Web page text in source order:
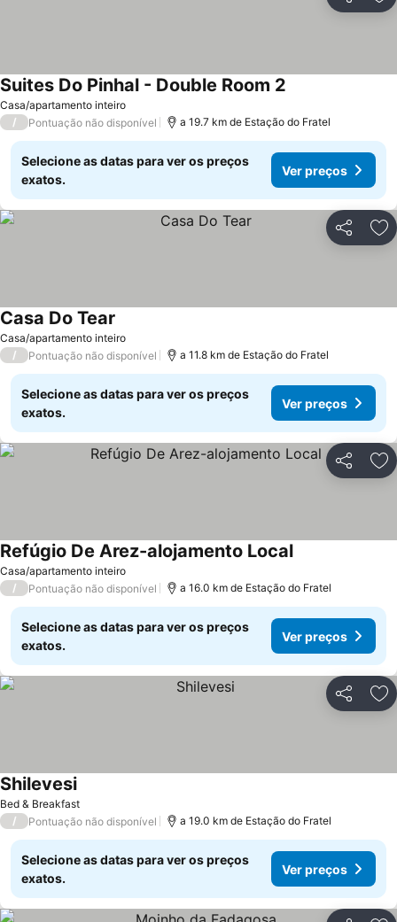
Casa/apartamento inteiro
Suites Do Pinhal - Double Room 2
/ Pontuação não disponível a 19.7 km de Estação do Fratel
Selecione as datas para ver os preços
exatos.
Ver preços
Partilhar
Casa/apartamento inteiro
Casa Do Tear
/ Pontuação não disponível a 11.8 km de Estação do Fratel
Selecione as datas para ver os preços
exatos.
Ver preços
Partilhar
Casa/apartamento inteiro
Refúgio De Arez-alojamento LocalVer preços
/ Pontuação não disponível a 16.0 km de Estação do Fratel
Selecione as datas para ver os preços
exatos.
Ver preços
Partilhar
Bed & Breakfast
ShilevesiVer preços
/ Pontuação não disponível a 19.0 km de Estação do Fratel
Selecione as datas para ver os preços
exatos.
Ver preços